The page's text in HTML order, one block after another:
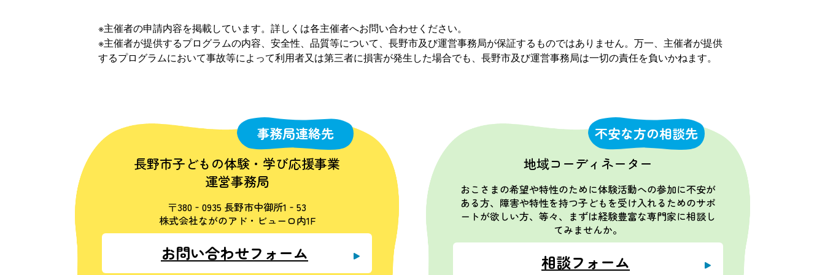
※主催者の申請内容を掲載しています。詳しくは各主催者へお問い合わせください。
※主催者が提供するプログラムの内容、安全性、品質等について、長野市及び運営事務局が保証するものではありません。万一、主催者が提供
するプログラムにおいて事故等によって利用者又は第三者に損害が発生した場合でも、長野市及び運営事務局は一切の責任を負いかねます。
事務局連絡先
長野市子どもの体験・学び応援事業
運営事務局
〒380‐0935 長野市中御所1‐53
株式会社ながのアド・ビューロ内1F
お問い合わせフォーム
不安な方の相談先
地域コーディネーター
おこさまの希望や特性のために体験活動への参加に不安が
ある方、障害や特性を持つ子どもを受け入れるためのサポ
ートが欲しい方、等々、まずは経験豊富な専門家に相談し
てみませんか。
相談フォーム